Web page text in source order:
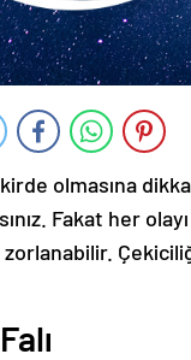
olmasına
Fakat her
zorlanabilir.